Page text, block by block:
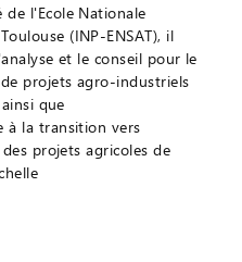
l'Ecole Nationale
(INP-ENSAT), il
et le conseil pour le
projets agro-industriels
que
à la transition vers
projets agricoles de